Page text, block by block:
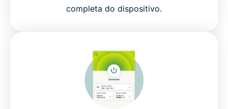
completa do dispositivo.